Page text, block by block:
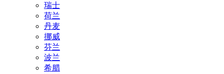
瑞士
荷兰
丹麦
挪威
芬兰
波兰
希腊